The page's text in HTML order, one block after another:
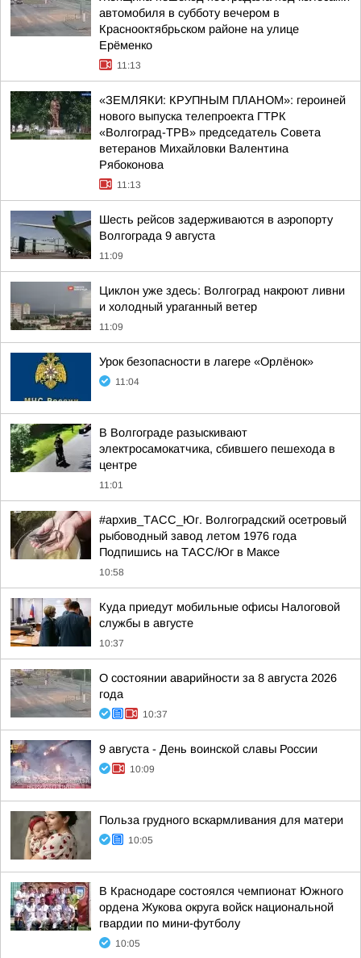
автомобиля в субботу вечером в
Краснооктябрьском районе на улице
Ерёменко
11:13
«ЗЕМЛЯКИ: КРУПНЫМ ПЛАНОМ»: героиней
нового выпуска телепроекта ГТРК
«Волгоград-ТРВ» председатель Совета
ветеранов Михайловки Валентина
Рябоконова
11:13
Шесть рейсов задерживаются в аэропорту
Волгограда 9 августа
11:09
Циклон уже здесь: Волгоград накроют ливни
и холодный ураганный ветер
11:09
Урок безопасности в лагере «Орлёнок»
11:04
В Волгограде разыскивают
электросамокатчика, сбившего пешехода в
центре
11:01
#архив_ТАСС_Юг. Волгоградский осетровый
рыбоводный завод летом 1976 года
Подпишись на ТАСС/Юг в Максе
10:58
Куда приедут мобильные офисы Налоговой
службы в августе
10:37
О состоянии аварийности за 8 августа 2026
года
10:37
9 августа - День воинской славы России
10:09
Польза грудного вскармливания для матери
10:05
В Краснодаре состоялся чемпионат Южного
ордена Жукова округа войск национальной
гвардии по мини-футболу
10:05